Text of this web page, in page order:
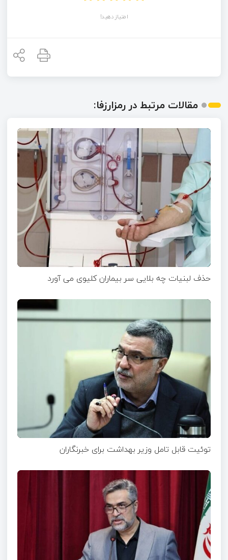
امتیاز دهید!
مقالات مرتبط در رمزارزفا:
حذف لبنیات چه بلایی سر بیماران کلیوی می آورد
توئیت قابل تامل وزیر بهداشت برای خبرنگاران